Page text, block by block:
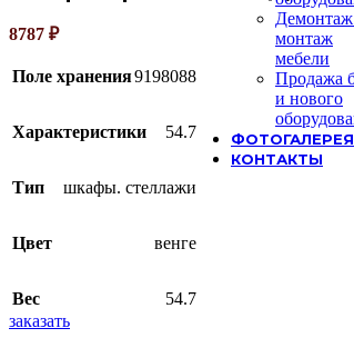
монтаж
мебели
Продажа
и нового
ФОТОГАЛЕРЕЯ
КОНТАКТЫ
8787 ₽
Поле хранения9198088
Характеристики 54.7
Тип шкафы. стеллажи
Цвет венге
Вес
54.7
заказать